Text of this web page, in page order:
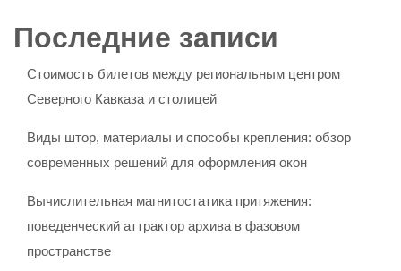
Последние записи
Стоимость билетов между региональным центром
Северного Кавказа и столицей
Виды штор, материалы и способы крепления: обзор
современных решений для оформления окон
Вычислительная магнитостатика притяжения:
поведенческий аттрактор архива в фазовом
пространстве